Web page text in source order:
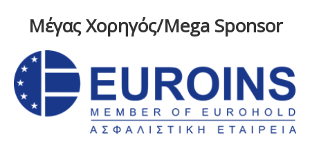
Μέγας Χορηγός/Mega Sponsor